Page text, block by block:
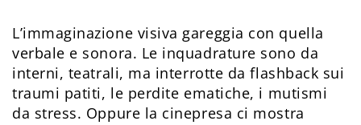
L’immaginazione visiva gareggia con quella
verbale e sonora. Le inquadrature sono da
interni, teatrali, ma interrotte da flashback sui
traumi patiti, le perdite ematiche, i mutismi
da stress. Oppure la cinepresa ci mostra